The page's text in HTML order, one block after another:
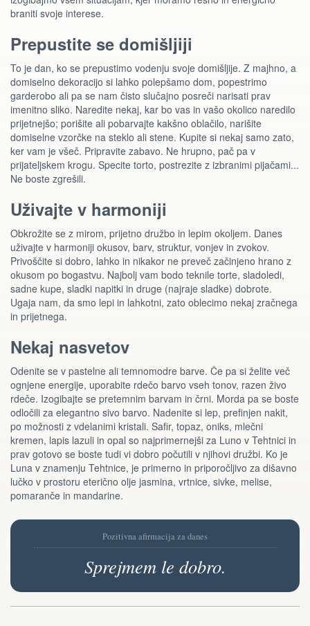
braniti svoje interese.
Prepustite se domišljiji
To je dan, ko se prepustimo vodenju svoje domišljije. Z majhno, a
domiselno dekoracijo si lahko polepšamo dom, popestrimo
garderobo ali pa se nam čisto slučajno posreči narisati prav
imenitno sliko. Naredite nekaj, kar bo vas in vašo okolico naredilo
prijetnejšo; porišite ali pobarvajte kakšno oblačilo, narišite
domiselne vzorčke na steklo ali stene. Kupite si nekaj samo zato,
ker vam je všeč. Pripravite zabavo. Ne hrupno, pač pa v
prijateljskem krogu. Specite torto, postrezite z izbranimi pijačami...
Ne boste zgrešili.
Uživajte v harmoniji
Obkrožite se z mirom, prijetno družbo in lepim okoljem. Danes
uživajte v harmoniji okusov, barv, struktur, vonjev in zvokov.
Privoščite si dobro, lahko in nikakor ne preveč začinjeno hrano z
okusom po bogastvu. Najbolj vam bodo teknile torte, sladoledi,
sadne kupe, sladki napitki in druge (najraje sladke) dobrote.
Ugaja nam, da smo lepi in lahkotni, zato oblecimo nekaj zračnega
in prijetnega.
Nekaj nasvetov
Odenite se v pastelne ali temnomodre barve. Če pa si želite več
ognjene energije, uporabite rdečo barvo vseh tonov, razen živo
rdeče. Izogibajte se pretemnim barvam in črni. Morda pa se boste
odločili za elegantno sivo barvo. Nadenite si lep, prefinjen nakit,
po možnosti z vdelanimi kristali. Safir, topaz, oniks, mlečni
kremen, lapis lazuli in opal so najprimernejši za Luno v Tehtnici in
prav gotovo se boste tudi vi dobro počutili v njihovi družbi. Ko je
Luna v znamenju Tehtnice, je primerno in priporočljivo za dišavno
lučko v prostoru eterično olje jasmina, vrtnice, sivke, melise,
pomaranče in mandarine.
Pozitivna afirmacija za danes
Sprejmem le dobro.